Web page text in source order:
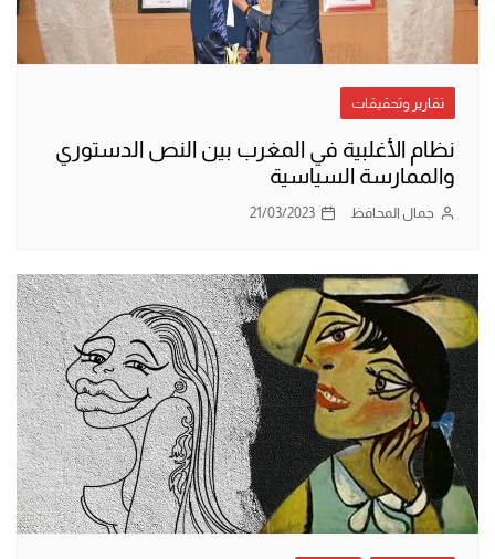
تقارير وتحقيقات
نظام الأغلبية في المغرب بين النص الدستوري
والممارسة السياسية
جمال المحافظ 21/03/2023